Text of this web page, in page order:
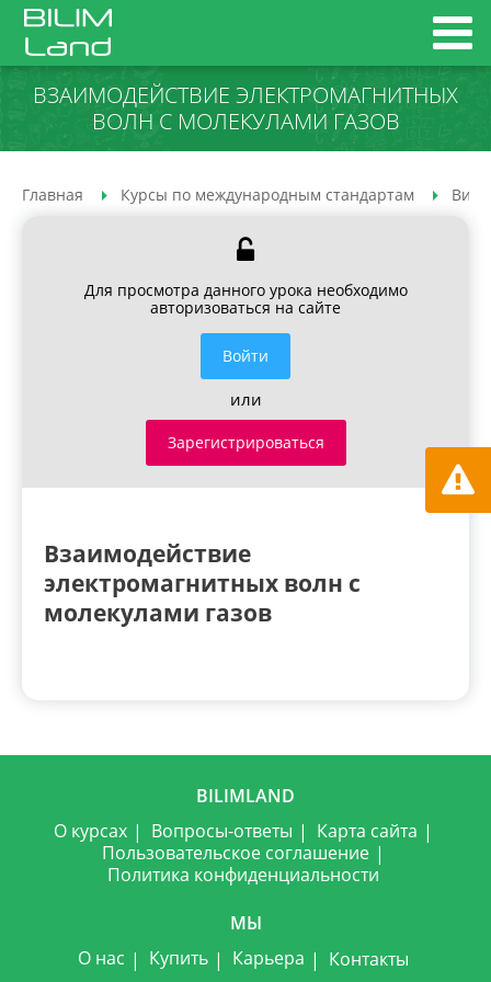
ВЗАИМОДЕЙСТВИЕ ЭЛЕКТРОМАГНИТНЫХ
ВОЛН С МОЛЕКУЛАМИ ГАЗОВ
Главная Курсы по международным стандартам
Для просмотра данного урока необходимо
авторизоваться на сайте
Войти
или
Зарегистрироваться
Взаимодействие
электромагнитных волн с
молекулами газов
BILIMLAND
О курсах
Вопросы-ответы
Карта сайта
Пользовательское соглашение
Политика конфиденциальности
МЫ
О нас
Купить Карьера Контакты